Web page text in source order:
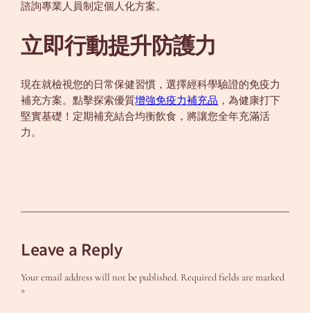
諮詢專業人員制定個人化方案。
立即行動提升防護力
現在就檢視您的日常保健習慣，選擇經科學驗證的免疫力
補充方案。點擊探索優質增強免疫力補充品 ，為健康打下
堅實基礎！定期補充結合均衡飲食，將讓您全年充滿活
力。
Leave a Reply
Your email address will not be published. Required fields are marked
*